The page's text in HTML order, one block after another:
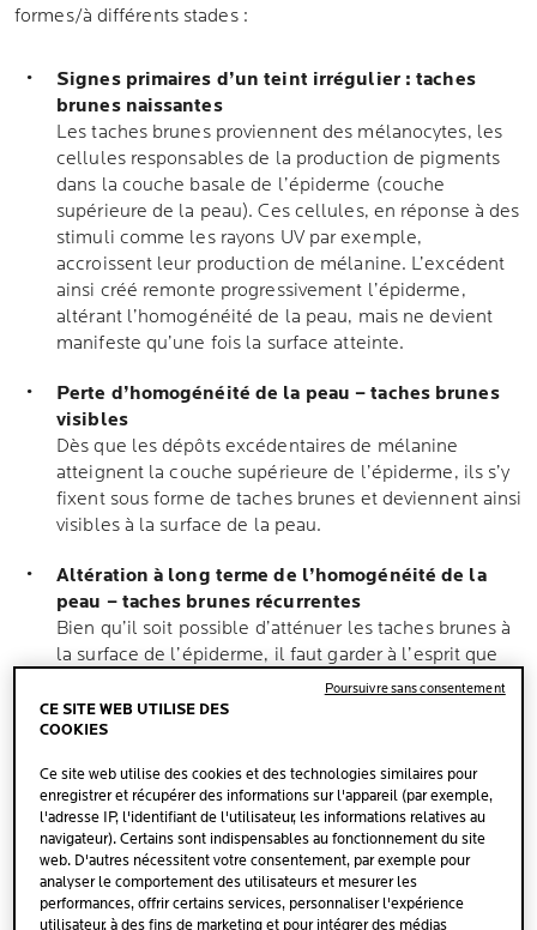
formes/à différents stades :
Signes primaires d’un teint irrégulier : taches
brunes naissantes
Les taches brunes proviennent des mélanocytes, les
cellules responsables de la production de pigments
dans la couche basale de l’épiderme (couche
supérieure de la peau). Ces cellules, en réponse à des
stimuli comme les rayons UV par exemple,
accroissent leur production de mélanine. L’excédent
ainsi créé remonte progressivement l’épiderme,
altérant l’homogénéité de la peau, mais ne devient
manifeste qu’une fois la surface atteinte.
Perte d’homogénéité de la peau – taches brunes
visibles
Dès que les dépôts excédentaires de mélanine
atteignent la couche supérieure de l’épiderme, ils s’y
fixent sous forme de taches brunes et deviennent ainsi
visibles à la surface de la peau.
Altération à long terme de l’homogénéité de la
peau – taches brunes récurrentes
Bien qu’il soit possible d’atténuer les taches brunes à
la surface de l’épiderme, il faut garder à l’esprit que
les mélanocytes responsables de leur formation
restent hyperactifs. Par conséquent, les taches brunes
peuvent réapparaître et compromettre à nouveau
À QUOI SONT DUES LES TACHES
CE SITE WEB UTILISE DES
COOKIES
Ce site web utilise des cookies et des technologies similaires pour
enregistrer et récupérer des informations sur l'appareil (par exemple,
l'adresse IP, l'identifiant de l'utilisateur, les informations relatives au
navigateur). Certains sont indispensables au fonctionnement du site
web. D'autres nécessitent votre consentement, par exemple pour
analyser le comportement des utilisateurs et mesurer les
performances, offrir certains services, personnaliser l'expérience
utilisateur, à des fins de marketing et pour intégrer des médias
Poursuivre sans consentement